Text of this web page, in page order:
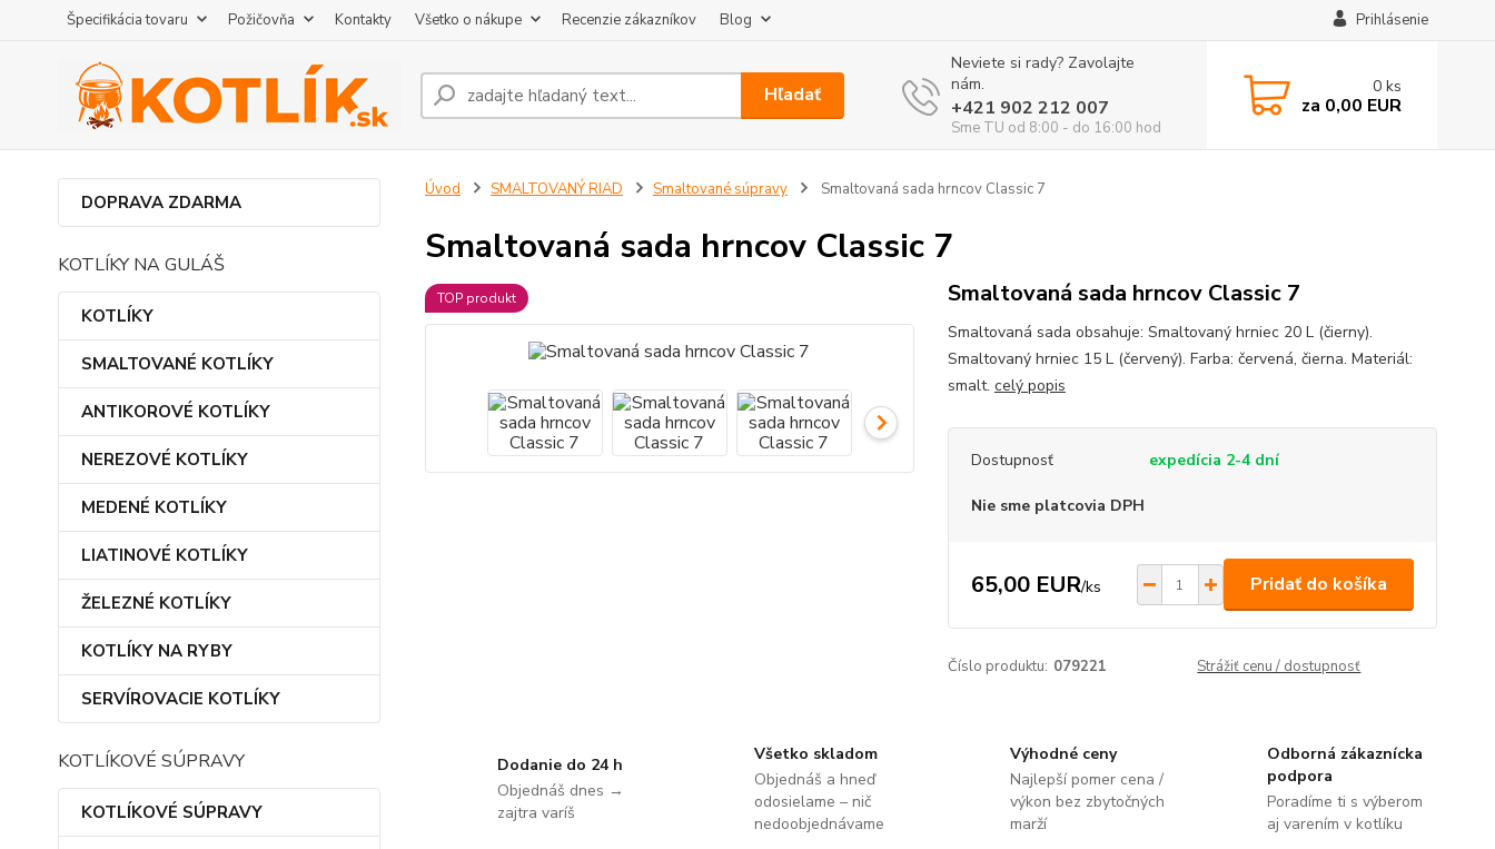
Špecifikácia tovaru Požičovňa Kontakty Všetko o nákupe Recenzie zákazníkov Blog Prihlásenie
Hľadať
Neviete si rady? Zavolajte
nám.
+421 902 212 007
Sme TU od 8:00 - do 16:00 hod
0 ks
za 0,00 EUR
DOPRAVA ZDARMA
KOTLÍKY NA GULÁŠ
KOTLÍKY
SMALTOVANÉ KOTLÍKY
ANTIKOROVÉ KOTLÍKY
NEREZOVÉ KOTLÍKY
MEDENÉ KOTLÍKY
LIATINOVÉ KOTLÍKY
ŽELEZNÉ KOTLÍKY
KOTLÍKY NA RYBY
SERVÍROVACIE KOTLÍKY
KOTLÍKOVÉ SÚPRAVY
KOTLÍKOVÉ SÚPRAVY
Úvod SMALTOVANÝ RIAD Smaltované súpravy Smaltovaná sada hrncov Classic 7
Smaltovaná sada hrncov Classic 7
TOP produkt Smaltovaná sada hrncov Classic 7
Smaltovaná sada obsahuje: Smaltovaný hrniec 20 L (čierny).
Smaltovaný hrniec 15 L (červený). Farba: červená, čierna. Materiál:
smalt. celý popis
Dostupnosť expedícia 2-4 dní
Nie sme platcovia DPH
65,00 EUR/ks Pridať do košíka
Číslo produktu: 079221 Strážiť cenu / dostupnosť
Dodanie do 24 h
Objednáš dnes →
zajtra varíš
Všetko skladom
Objednáš a hneď
odosielame – nič
nedoobjednávame
Výhodné ceny
Najlepší pomer cena /
výkon bez zbytočných
marží
Odborná zákaznícka
podpora
Poradíme ti s výberom
aj varením v kotlíku